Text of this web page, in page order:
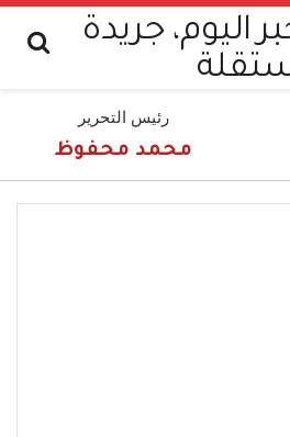
رئيس التحرير
محمد محفوظ